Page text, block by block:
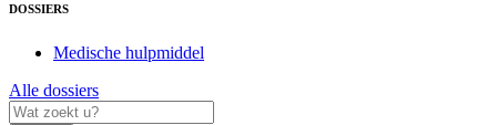
DOSSIERS
Medische hulpmiddel
Alle dossiers